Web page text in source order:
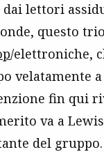
lettori
questo
/elettroniche,
velatamente a
fin qui
va a
del